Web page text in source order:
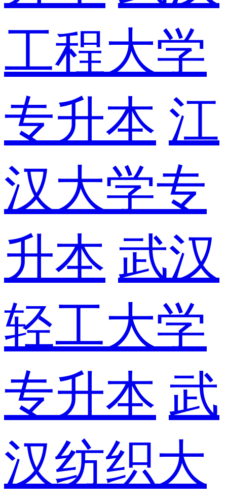
工程大学
专升本 江
汉大学专
升本 武汉
轻工大学
专升本 武
汉纺织大